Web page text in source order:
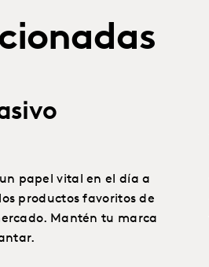
papel vital en el día a
productos favoritos de
Mantén tu marca